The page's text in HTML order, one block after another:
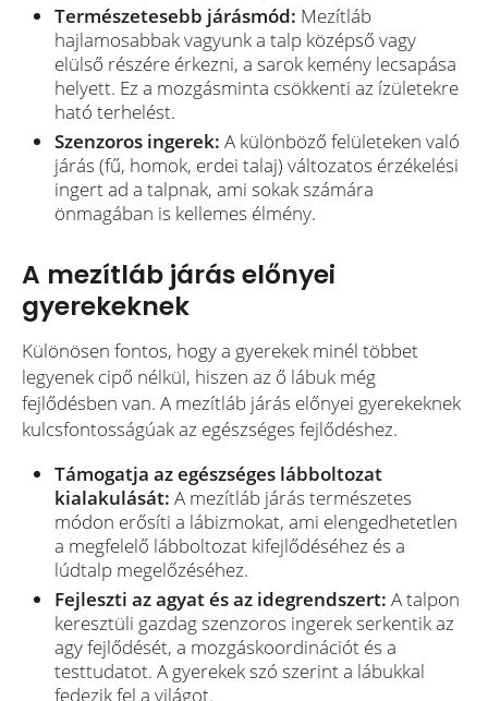
Természetesebb járásmód: Mezítláb
hajlamosabbak vagyunk a talp középső vagy
elülső részére érkezni, a sarok kemény lecsapása
helyett. Ez a mozgásminta csökkenti az ízületekre
ható terhelést.
Szenzoros ingerek: A különböző felületeken való
járás (fű, homok, erdei talaj) változatos érzékelési
ingert ad a talpnak, ami sokak számára
önmagában is kellemes élmény.
A mezítláb járás előnyei
gyerekeknek
Különösen fontos, hogy a gyerekek minél többet
legyenek cipő nélkül, hiszen az ő lábuk még
fejlődésben van. A mezítláb járás előnyei gyerekeknek
kulcsfontosságúak az egészséges fejlődéshez.
Támogatja az egészséges lábboltozat
kialakulását: A mezítláb járás természetes
módon erősíti a lábizmokat, ami elengedhetetlen
a megfelelő lábboltozat kifejlődéséhez és a
lúdtalp megelőzéséhez.
Fejleszti az agyat és az idegrendszert: A talpon
keresztüli gazdag szenzoros ingerek serkentik az
agy fejlődését, a mozgáskoordinációt és a
testtudatot. A gyerekek szó szerint a lábukkal
fedezik fel a világot.